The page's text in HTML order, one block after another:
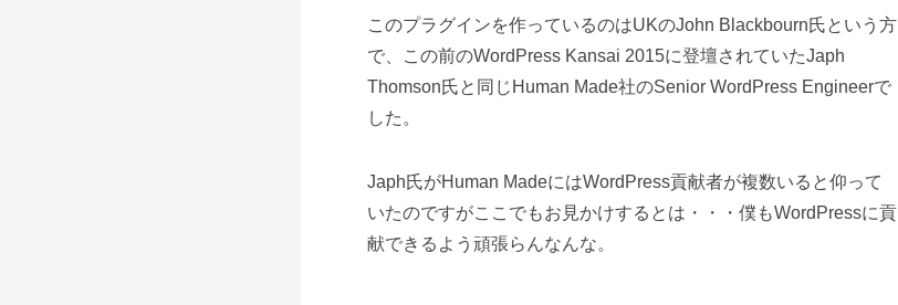
このプラグインを作っているのはUKのJohn Blackbourn氏という方
で、この前のWordPress Kansai 2015に登壇されていたJaph
Thomson氏と同じHuman Made社のSenior WordPress Engineerで
した。
Japh氏がHuman MadeにはWordPress貢献者が複数いると仰って
いたのですがここでもお見かけするとは・・・僕もWordPressに貢
献できるよう頑張らんなんな。